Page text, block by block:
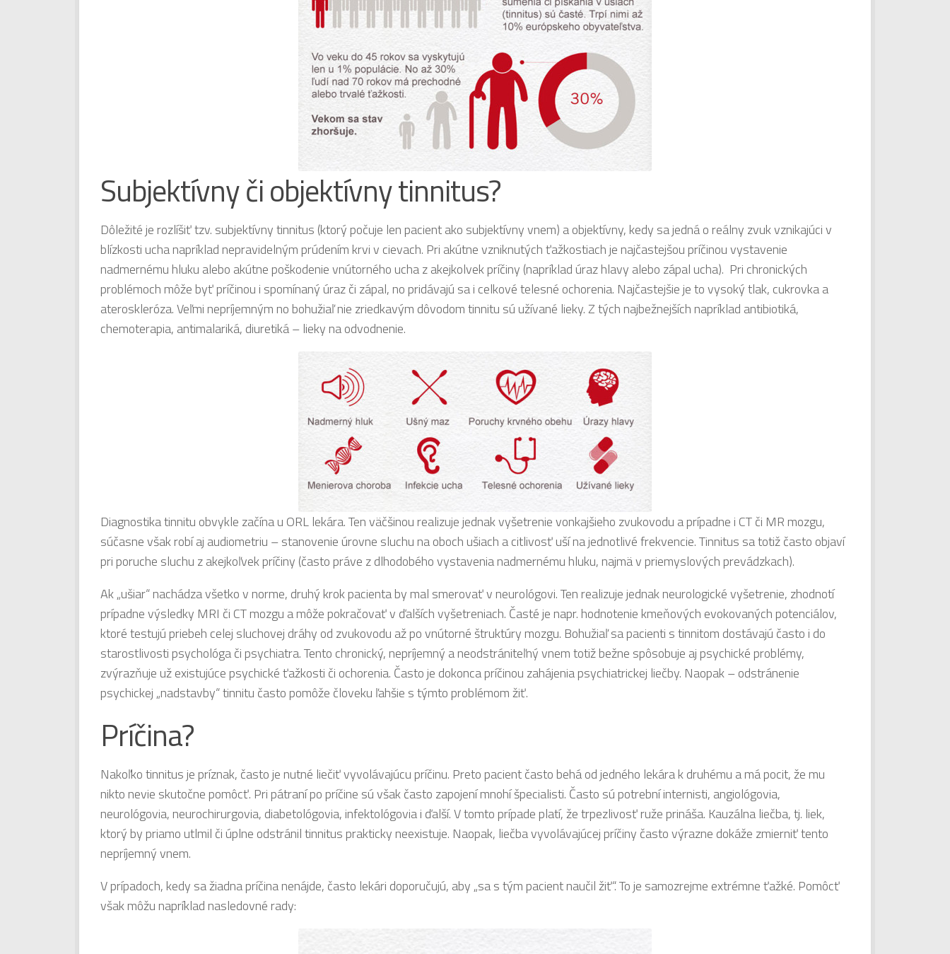
Subjektívny či objektívny tinnitus?
Dôležité je rozlíšiť tzv. subjektívny tinnitus (ktorý počuje len pacient ako subjektívny vnem) a objektívny, kedy sa jedná o reálny zvuk vznikajúci v
blízkosti ucha napríklad nepravidelným prúdením krvi v cievach. Pri akútne vzniknutých ťažkostiach je najčastejšou príčinou vystavenie
nadmernému hluku alebo akútne poškodenie vnútorného ucha z akejkolvek príčiny (napríklad úraz hlavy alebo zápal ucha). Pri chronických
problémoch môže byť príčinou i spomínaný úraz či zápal, no pridávajú sa i celkové telesné ochorenia. Najčastejšie je to vysoký tlak, cukrovka a
ateroskleróza. Veľmi nepríjemným no bohužiaľ nie zriedkavým dôvodom tinnitu sú užívané lieky. Z tých najbežnejších napríklad antibiotiká,
chemoterapia, antimalariká, diuretiká – lieky na odvodnenie.
Diagnostika tinnitu obvykle začína u ORL lekára. Ten väčšinou realizuje jednak vyšetrenie vonkajšieho zvukovodu a prípadne i CT či MR mozgu,
súčasne však robí aj audiometriu – stanovenie úrovne sluchu na oboch ušiach a citlivosť uší na jednotlivé frekvencie. Tinnitus sa totiž často objaví
pri poruche sluchu z akejkoľvek príčiny (často práve z dlhodobého vystavenia nadmernému hluku, najmä v priemyslových prevádzkach).
Ak „ušiar“ nachádza všetko v norme, druhý krok pacienta by mal smerovať v neurológovi. Ten realizuje jednak neurologické vyšetrenie, zhodnotí
prípadne výsledky MRI či CT mozgu a môže pokračovať v ďalších vyšetreniach. Časté je napr. hodnotenie kmeňových evokovaných potenciálov,
ktoré testujú priebeh celej sluchovej dráhy od zvukovodu až po vnútorné štruktúry mozgu. Bohužiaľ sa pacienti s tinnitom dostávajú často i do
starostlivosti psychológa či psychiatra. Tento chronický, nepríjemný a neodstrániteľný vnem totiž bežne spôsobuje aj psychické problémy,
zvýrazňuje už existujúce psychické ťažkosti či ochorenia. Často je dokonca príčinou zahájenia psychiatrickej liečby. Naopak – odstránenie
psychickej „nadstavby“ tinnitu často pomôže človeku ľahšie s týmto problémom žiť.
Príčina?
Nakoľko tinnitus je príznak, často je nutné liečiť vyvolávajúcu príčinu. Preto pacient často behá od jedného lekára k druhému a má pocit, že mu
nikto nevie skutočne pomôcť. Pri pátraní po príčine sú však často zapojení mnohí špecialisti. Často sú potrební internisti, angiológovia,
neurológovia, neurochirurgovia, diabetológovia, infektológovia i ďalší. V tomto prípade platí, že trpezlivosť ruže prináša. Kauzálna liečba, tj. liek,
ktorý by priamo utlmil či úplne odstránil tinnitus prakticky neexistuje. Naopak, liečba vyvolávajúcej príčiny často výrazne dokáže zmierniť tento
nepríjemný vnem.
V prípadoch, kedy sa žiadna príčina nenájde, často lekári doporučujú, aby „sa s tým pacient naučil žiť“. To je samozrejme extrémne ťažké. Pomôcť
však môžu napríklad nasledovné rady: